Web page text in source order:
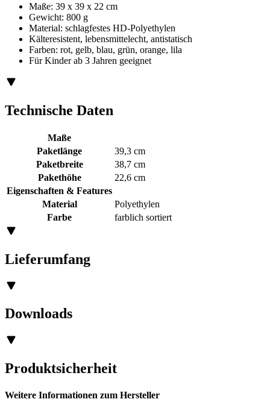
Maße: 39 x 39 x 22 cm
Gewicht: 800 g
Material: schlagfestes HD-Polyethylen
Kälteresistent, lebensmittelecht, antistatisch
Farben: rot, gelb, blau, grün, orange, lila
Für Kinder ab 3 Jahren geeignet
Technische Daten
Maße
Paketlänge
39,3 cm
Paketbreite
38,7 cm
Pakethöhe
22,6 cm
Eigenschaften & Features
Material
Polyethylen
Farbe
farblich sortiert
Lieferumfang
Downloads
Produktsicherheit
Weitere Informationen zum Hersteller